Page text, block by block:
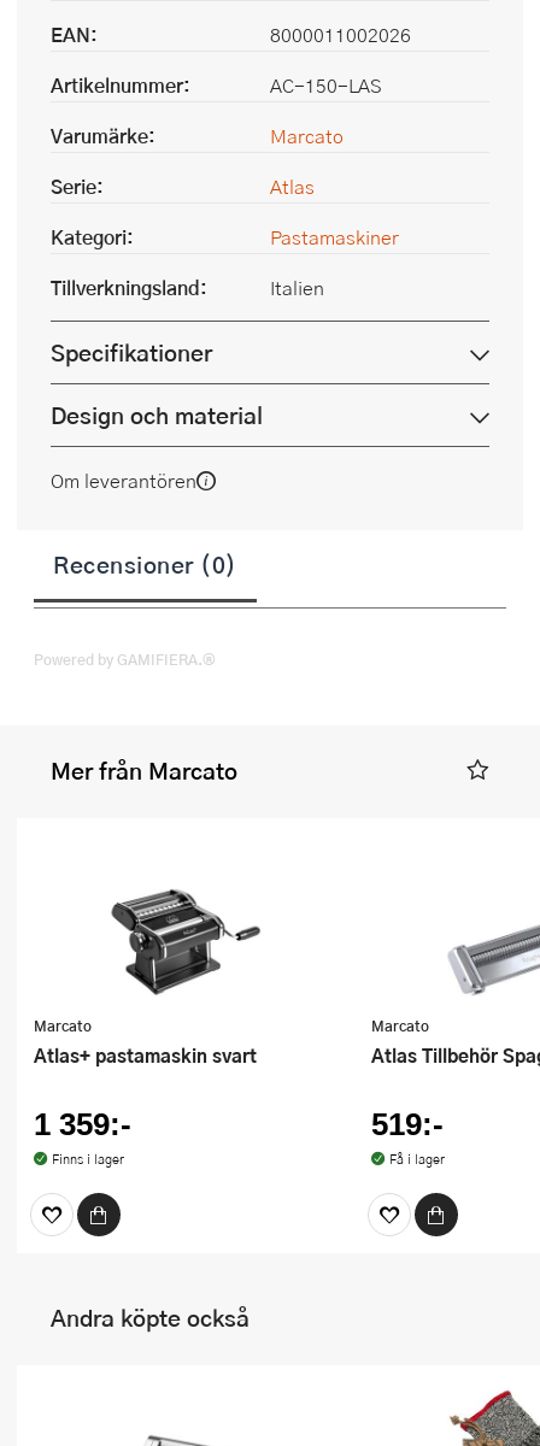
EAN:
8000011002026
Artikelnummer:
AC-150-LAS
Varumärke:
Marcato
Serie:
Atlas
Kategori:
Pastamaskiner
Tillverkningsland:
Italien
Specifikationer
Design och material
Om leverantören
Recensioner (0)
Powered by GAMIFIERA.®
Mer från Marcato
Marcato
Atlas+ pastamaskin svart
1 359:-
Finns i lager
Marcato
Atlas Tillbehör
519:-
Få i lager
Andra köpte också